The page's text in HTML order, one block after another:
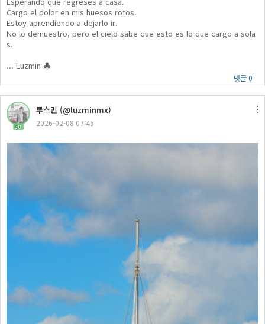
Cargo el dolor en mis huesos rotos.
Estoy aprendiendo a dejarlo ir.
No lo demuestro, pero el cielo sabe que esto es lo que cargo a sola
s.
... Luzmin ♣
댓글 0
30
루스민 (@luzminmx)
2026-02-08 07:45